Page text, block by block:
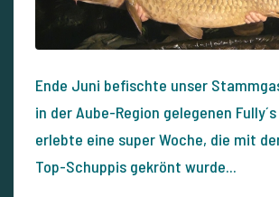
Ende Juni befischte unser
in der Aube-Region gelegenen
erlebte eine super Woche, die mit
Top-Schuppis gekrönt wurde...